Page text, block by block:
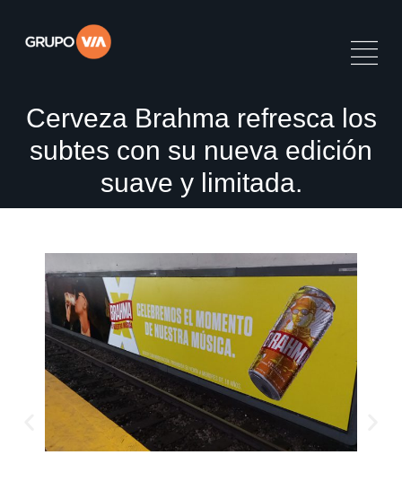
Cerveza Brahma refresca los
subtes con su nueva edición
suave y limitada.